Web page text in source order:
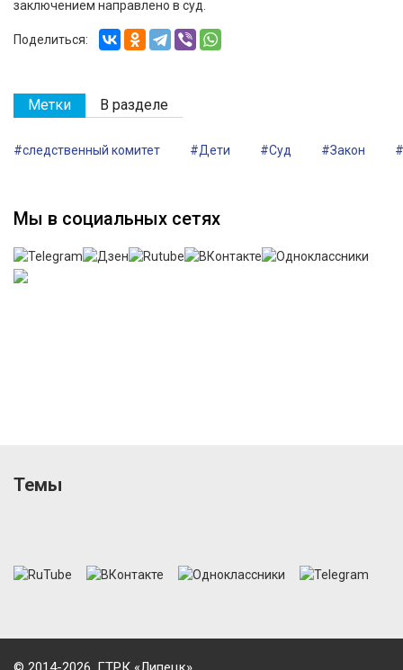
заключением направлено в суд.
Поделиться:
Метки В разделе
#следственный комитет #Дети #Суд #Закон
Мы в социальных сетях
Темы